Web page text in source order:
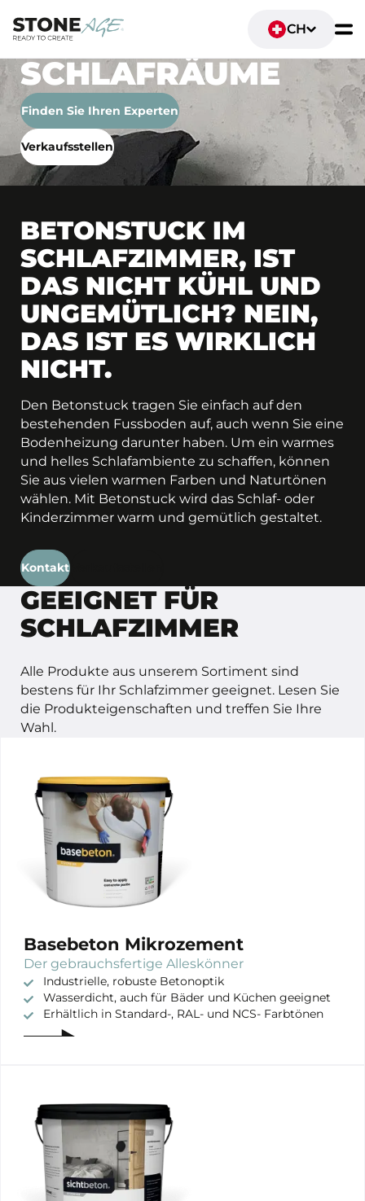
CH
SCHLAFRÄUME
Finden Sie Ihren Experten
Verkaufsstellen
BETONSTUCK IM
SCHLAFZIMMER, IST
DAS NICHT KÜHL UND
UNGEMÜTLICH? NEIN,
DAS IST ES WIRKLICH
NICHT.
Den Betonstuck tragen Sie einfach auf den
bestehenden Fussboden auf, auch wenn Sie eine
Bodenheizung darunter haben. Um ein warmes
und helles Schlafambiente zu schaffen, können
Sie aus vielen warmen Farben und Naturtönen
wählen. Mit Betonstuck wird das Schlaf- oder
Kinderzimmer warm und gemütlich gestaltet.
Kontakt
GEEIGNET FÜR
SCHLAFZIMMER
Alle Produkte aus unserem Sortiment sind
bestens für Ihr Schlafzimmer geeignet. Lesen Sie
die Produkteigenschaften und treffen Sie Ihre
Wahl.
Basebeton Mikrozement
Der gebrauchsfertige Alleskönner
Industrielle, robuste Betonoptik
Wasserdicht, auch für Bäder und Küchen geeignet
Erhältlich in Standard-, RAL- und NCS- Farbtönen